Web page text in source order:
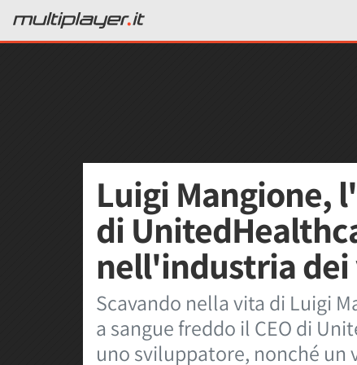
Luigi Mangione,
di
nell'industria
Scavando nella vita di Luigi
a sangue freddo il CEO di
uno sviluppatore, nonché un